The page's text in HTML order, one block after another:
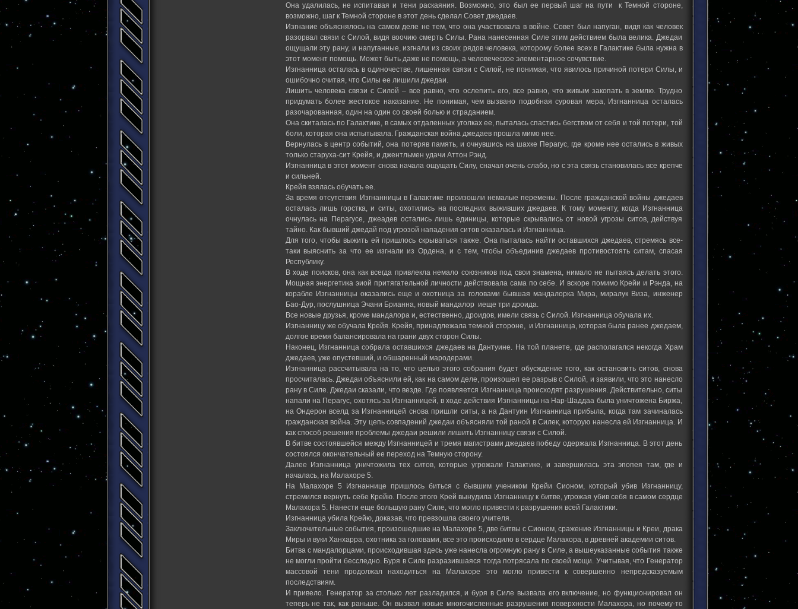
Она удалилась, не испитавая и тени раскаяния. Возможно, это был ее первый шаг на пути к Темной стороне,
возможно, шаг к Темной стороне в этот день сделал Совет джедаев.
Изгнание объяснялось на самом деле не тем, что она участвовала в войне. Совет был напуган, видя как человек
разорвал связи с Силой, видя воочию смерть Силы. Рана нанесенная Силе этим действием была велика. Джедаи
ощущали эту рану, и напуганные, изгнали из своих рядов человека, которому более всех в Галактике была нужна в
этот момент помощь. Может быть даже не помощь, а человеческое элементарное сочувствие.
Изгнанница осталась в одиночестве, лишенная связи с Силой, не понимая, что явилось причиной потери Силы, и
ошибочно считая, что Силы ее лишили джедаи.
Лишить человека связи с Силой – все равно, что ослепить его, все равно, что живым закопать в землю. Трудно
придумать более жестокое наказание. Не понимая, чем вызвано подобная суровая мера, Изгнанница осталась
разочарованная, один на один со своей болью и страданием.
Она скиталась по Галактике, в самых отдаленных уголках ее, пыталась спастись бегством от себя и той потери, той
боли, которая она испытывала. Гражданская война джедаев прошла мимо нее.
Вернулась в центр событий, она потеряв память, и очнувшись на шахке Перагус, где кроме нее остались в живых
только старуха-сит Крейя, и джентльмен удачи Аттон Рэнд.
Изгнанница в этот момент снова начала ощущать Силу, сначал очень слабо, но с эта связь становилась все крепче
и сильней.
Крейя взялась обучать ее.
За время отсутствия Изгнанницы в Галактике произошли немалые перемены. После гражданской войны джедаев
осталась лишь горстка, и ситы, охотились на последних выживших джедаев. К тому моменту, когда Изгнанница
очнулась на Перагусе, джеадев остались лишь единицы, которые скрывались от новой угрозы ситов, действуя
тайно. Как бывший джедай под угрозой нападения ситов оказалась и Изгнанница.
Для того, чтобы выжить ей пришлось скрываться также. Она пыталась найти оставшихся джедаев, стремясь все-
таки выяснить за что ее изгнали из Ордена, и с тем, чтобы объединив джедаев противостоять ситам, спасая
Республику.
В ходе поисков, она как всегда привлекла немало союзников под свои знамена, нимало не пытаясь делать этого.
Мощная энергетика эиой притягательной личности действовала сама по себе. И вскоре помимо Крейи и Рэнда, на
корабле Изгнанницы оказались еще и охотница за головами бывшая мандалорка Мира, миралук Виза, инженер
Бао-Дур, послушница Эчани Брианна, новый мандалор иеще три дроида.
Все новые друзья, кроме мандалора и, естественно, дроидов, имели связь с Силой. Изгнанница обучала их.
Изгнанницу же обучала Крейя. Крейя, принадлежала темной стороне, и Изгнанница, которая была ранее джедаем,
долгое время балансировала на грани двух сторон Силы.
Наконец, Изгнанница собрала оставшихся джедаев на Дантуине. На той планете, где располагался некогда Храм
джедаев, уже опустевший, и обшаренный мародерами.
Изгнанница рассчитывала на то, что целью этого собрания будет обусждение того, как остановить ситов, снова
просчиталась. Джедаи объяснили ей, как на самом деле, произошел ее разрыв с Силой, и заявили, что это нанесло
рану в Силе. Джедаи сказали, что везде. Где появляется Изгнанница происходят разрушения. Действительно, ситы
напали на Перагус, охотясь за Изгнанницей, в ходе действия Изгнанницы на Нар-Шаддаа была уничтожена Биржа,
на Ондерон вселд за Изгнанницей снова пришли ситы, а на Дантуин Изгнанница прибыла, когда там зачиналась
гражданская война. Эту цепь совпадений джедаи объясняли той раной в Силек, которую нанесла ей Изгнанница. И
как способ решения проблемы джедаи решили лишить Изгнанницу связи с Силой.
В битве состоявшейся между Изгнанницей и тремя магистрами джедаев победу одержала Изгнанница. В этот день
состоялся окончательный ее переход на Темную сторону.
Далее Изгнанница уничтожила тех ситов, которые угрожали Галактике, и завершилась эта эпопея там, где и
началась, на Малахоре 5.
На Малахоре 5 Изгнаннице пришлось биться с бывшим учеником Крейи Сионом, который убив Изгнанницу,
стремился вернуть себе Крейю. После этого Крей вынудила Изгнанницу к битве, угрожая убив себя в самом сердце
Малахора 5. Нанести еще большую рану Силе, что могло привести к разрушения всей Галактики.
Изгнанница убила Крейю, доказав, что превзошла своего учителя.
Заключительные события, произошедшие на Малахоре 5, две битвы с Сионом, сражение Изгнанницы и Креи, драка
Миры и вуки Ханхарра, охотника за головами, все это происходило в сердце Малахора, в древней академии ситов.
Битва с мандалорцами, происходившая здесь уже нанесла огромную рану в Силе, а вышеуказанные события также
не могли пройти бесследно. Буря в Силе разразившаяся тогда потрясала по своей мощи. Учитывая, что Генератор
массовой тени продолжал находиться на Малахоре это могло привести к совершенно непредсказуемым
последствиям.
И привело. Генератор за столько лет разладился, и буря в Силе вызвала его включение, но функционировал он
теперь не так, как раньше. Он вызвал новые многочисленные разрушения поверхности Малахора, но почему-то